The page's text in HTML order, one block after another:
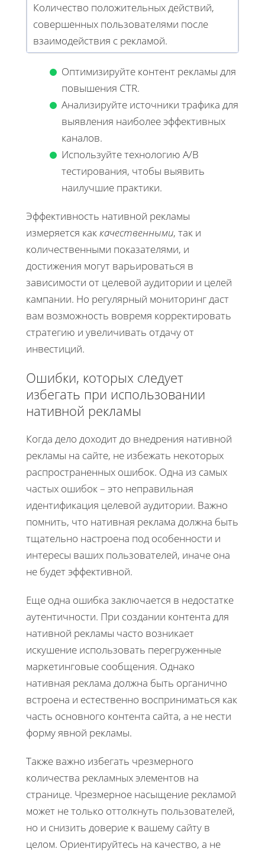
Количество положительных действий,
совершенных пользователями после
взаимодействия с рекламой.
Оптимизируйте контент рекламы для
повышения CTR.
Анализируйте источники трафика для
выявления наиболее эффективных
каналов.
Используйте технологию A/B
тестирования, чтобы выявить
наилучшие практики.
Эффективность нативной рекламы
измеряется каккачественными, так и
количественными показателями, и
достижения могут варьироваться в
зависимости от целевой аудитории и целей
кампании. Но регулярный мониторинг даст
вам возможность вовремя корректировать
стратегию и увеличивать отдачу от
инвестиций.
Ошибки, которых следует
избегать при использовании
нативной рекламы
Когда дело доходит до внедрения нативной
рекламы на сайте, не избежать некоторых
распространенных ошибок. Одна из самых
частых ошибок – это неправильная
идентификация целевой аудитории. Важно
помнить, что нативная реклама должна быть
тщательно настроена под особенности и
интересы ваших пользователей, иначе она
не будет эффективной.
Еще одна ошибка заключается в недостатке
аутентичности. При создании контента для
нативной рекламы часто возникает
искушение использовать перегруженные
маркетинговые сообщения. Однако
нативная реклама должна быть органично
встроена и естественно восприниматься как
часть основного контента сайта, а не нести
форму явной рекламы.
Также важно избегать чрезмерного
количества рекламных элементов на
странице. Чрезмерное насыщение рекламой
может не только оттолкнуть пользователей,
но и снизить доверие к вашему сайту в
целом. Ориентируйтесь на качество, а не